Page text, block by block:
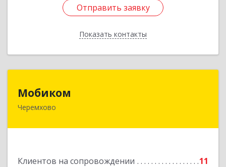
Отправить заявку
Показать контакты
Отправить заявку
Назад
Мобиком
Черемхово
Клиентов на сопровождении 11